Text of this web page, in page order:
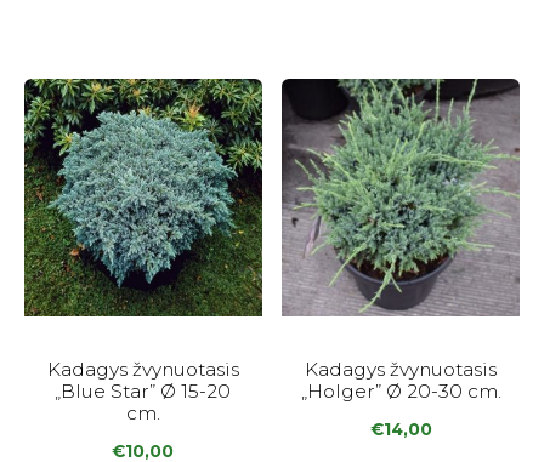
Kadagys žvynuotasis
„Blue Star” Ø 15-20
cm.
€10,00
Kadagys žvynuotasis
„Holger” Ø 20-30 cm.
€14,00